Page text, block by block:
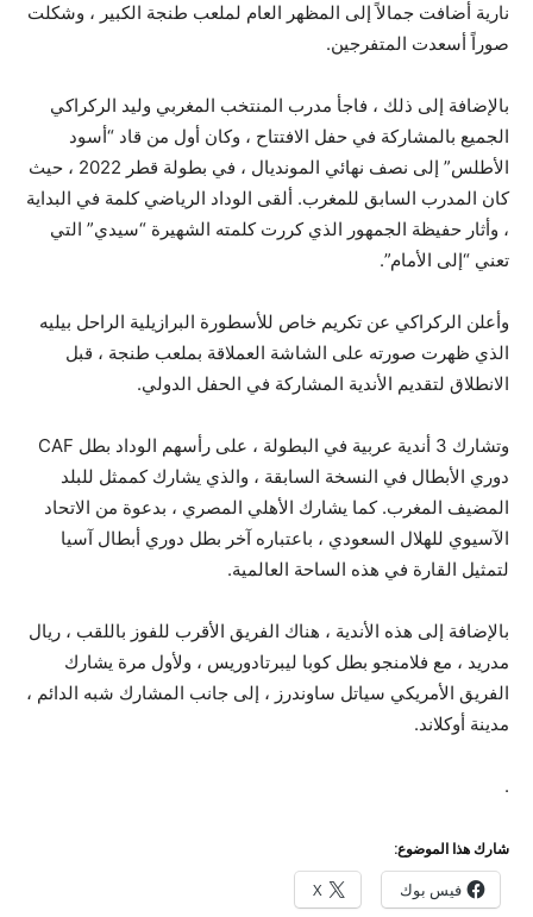
نارية أضافت جمالاً إلى المظهر العام لملعب طنجة الكبير ، وشكلت
صوراً أسعدت المتفرجين.
بالإضافة إلى ذلك ، فاجأ مدرب المنتخب المغربي وليد الركراكي
الجميع بالمشاركة في حفل الافتتاح ، وكان أول من قاد “أسود
الأطلس” إلى نصف نهائي المونديال ، في بطولة قطر 2022 ، حيث
كان المدرب السابق للمغرب. ألقى الوداد الرياضي كلمة في البداية
، وأثار حفيظة الجمهور الذي كررت كلمته الشهيرة “سيدي” التي
تعني “إلى الأمام”.
وأعلن الركراكي عن تكريم خاص للأسطورة البرازيلية الراحل بيليه
الذي ظهرت صورته على الشاشة العملاقة بملعب طنجة ، قبل
الانطلاق لتقديم الأندية المشاركة في الحفل الدولي.
وتشارك 3 أندية عربية في البطولة ، على رأسهم الوداد بطل CAF
دوري الأبطال في النسخة السابقة ، والذي يشارك كممثل للبلد
المضيف المغرب. كما يشارك الأهلي المصري ، بدعوة من الاتحاد
الآسيوي للهلال السعودي ، باعتباره آخر بطل دوري أبطال آسيا
لتمثيل القارة في هذه الساحة العالمية.
بالإضافة إلى هذه الأندية ، هناك الفريق الأقرب للفوز باللقب ، ريال
مدريد ، مع فلامنجو بطل كوبا ليبرتادوريس ، ولأول مرة يشارك
الفريق الأمريكي سياتل ساوندرز ، إلى جانب المشارك شبه الدائم ،
مدينة أوكلاند.
.
شارك هذا الموضوع:
فيس بوك X